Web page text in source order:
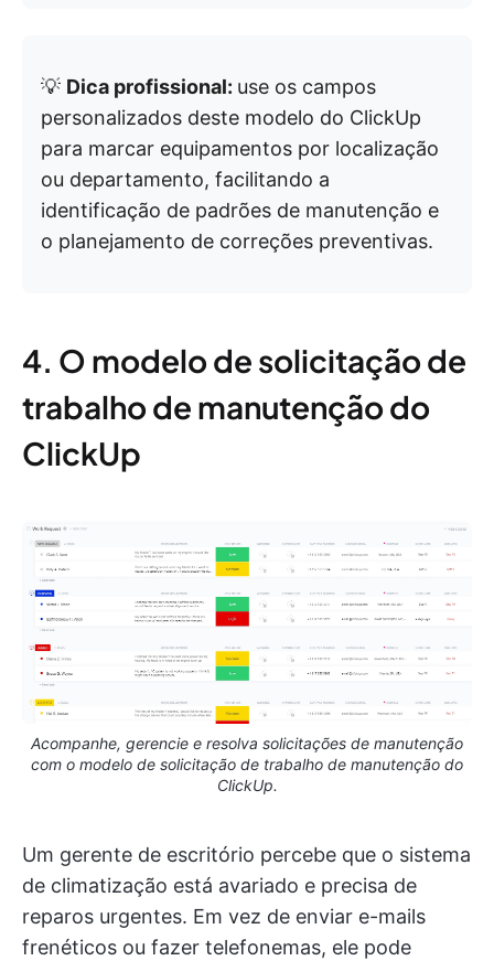
💡 Dica profissional: use os campos
personalizados deste modelo do ClickUp
para marcar equipamentos por localização
ou departamento, facilitando a
identificação de padrões de manutenção e
o planejamento de correções preventivas.
4. O modelo de solicitação de
trabalho de manutenção do
ClickUp
Acompanhe, gerencie e resolva solicitações de manutenção
com o modelo de solicitação de trabalho de manutenção do
ClickUp.
Um gerente de escritório percebe que o sistema
de climatização está avariado e precisa de
reparos urgentes. Em vez de enviar e-mails
frenéticos ou fazer telefonemas, ele pode